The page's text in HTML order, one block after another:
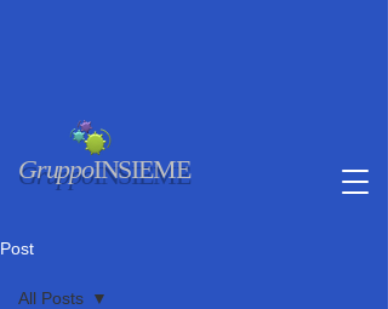
GruppoINSIEME
Post
All Posts